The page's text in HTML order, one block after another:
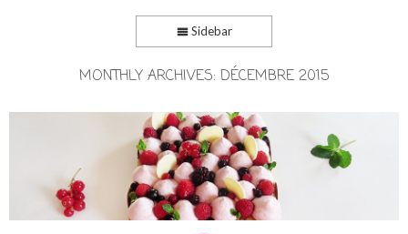
Sidebar
MONTHLY ARCHIVES: DÉCEMBRE 2015